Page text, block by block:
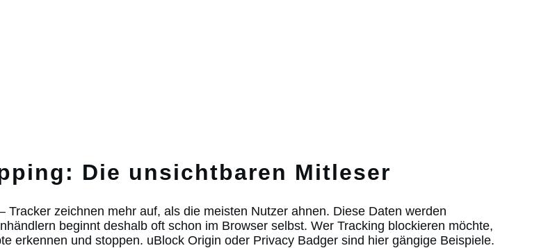
Die unsichtbaren Mitleser
zeichnen mehr auf, als die meisten Nutzer ahnen. Diese Daten werden
beginnt deshalb oft schon im Browser selbst. Wer Tracking blockieren möchte,
erkennen und stoppen. uBlock Origin oder Privacy Badger sind hier gängige Beispiele.